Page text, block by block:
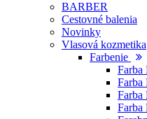
BARBER
Cestovné balenia
Novinky
Vlasová kozmetika
Farbenie
Farba
Farba
Farba
Farba